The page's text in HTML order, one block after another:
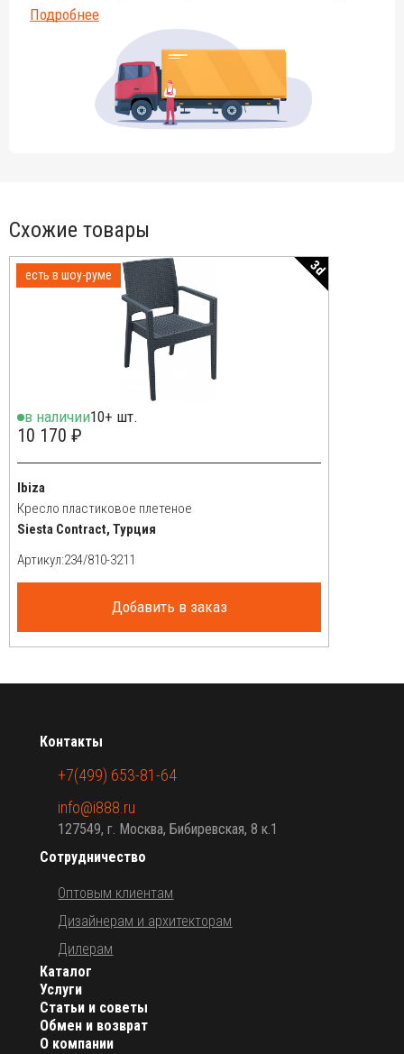
Подробнее
Схожие товары
есть в шоу-руме 3d
в наличии10+ шт.
10 170 ₽
Ibiza
Кресло пластиковое плетеное
Siesta Contract, Турция
Артикул:
Добавить в заказ
О компании
Каталог
Услуги
Статьи и советы
Обмен и возврат
Сотрудничество
Оптовым клиентам
Дизайнерам и архитекторам
Дилерам
Контакты
+7(499) 653-81-64
info@i888.ru
127549, г. Москва, Бибиревская, 8 к.1